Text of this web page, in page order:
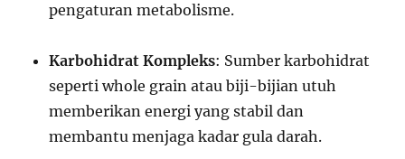
pengaturan metabolisme.
Karbohidrat Kompleks: Sumber karbohidrat
seperti whole grain atau biji-bijian utuh
memberikan energi yang stabil dan
membantu menjaga kadar gula darah.